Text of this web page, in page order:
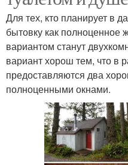
Для тех, кто планирует в
бытовку как
вариантом станут
вариант хорош тем, что в
предоставляются два
полноценными окнами.